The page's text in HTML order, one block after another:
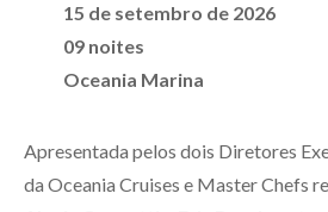
15 de setembro de 2026
09 noites
Oceania Marina
Apresentada pelos dois Diretores
da Oceania Cruises e Master Chefs